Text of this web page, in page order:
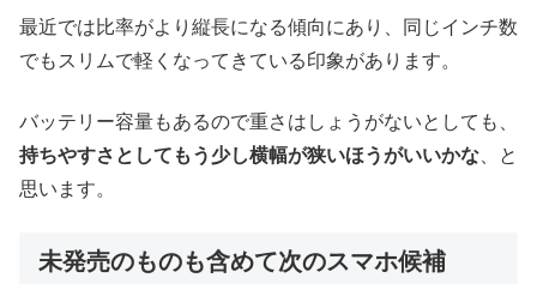
最近では比率がより縦長になる傾向にあり、同じインチ数
でもスリムで軽くなってきている印象があります。
バッテリー容量もあるので重さはしょうがないとしても、
持ちやすさとしてもう少し横幅が狭いほうがいいかな 、と
思います。
未発売のものも含めて次のスマホ候補